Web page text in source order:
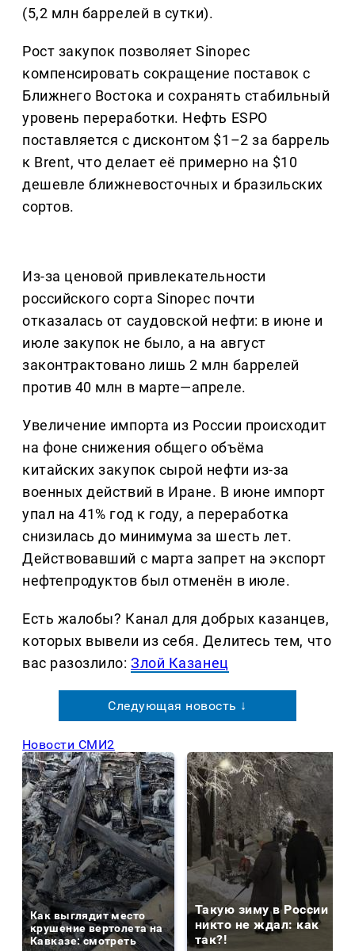
(5,2 млн баррелей в сутки).
Рост закупок позволяет Sinopec
компенсировать сокращение поставок с
Ближнего Востока и сохранять стабильный
уровень переработки. Нефть ESPO
поставляется с дисконтом $1–2 за баррель
к Brent, что делает её примерно на $10
дешевле ближневосточных и бразильских
сортов.
Из-за ценовой привлекательности
российского сорта Sinopec почти
отказалась от саудовской нефти: в июне и
июле закупок не было, а на август
законтрактовано лишь 2 млн баррелей
против 40 млн в марте—апреле.
Увеличение импорта из России происходит
на фоне снижения общего объёма
китайских закупок сырой нефти из-за
военных действий в Иране. В июне импорт
упал на 41% год к году, а переработка
снизилась до минимума за шесть лет.
Действовавший с марта запрет на экспорт
нефтепродуктов был отменён в июле.
Есть жалобы? Канал для добрых казанцев,
которых вывели из себя. Делитеcь тем, что
вас разозлило:Злой Казанец
Следующая новость ↓
Новости СМИ2
Как выглядит место
крушение вертолета на
Кавказе: смотреть
Такую зиму в России
никто не ждал: как
так?!